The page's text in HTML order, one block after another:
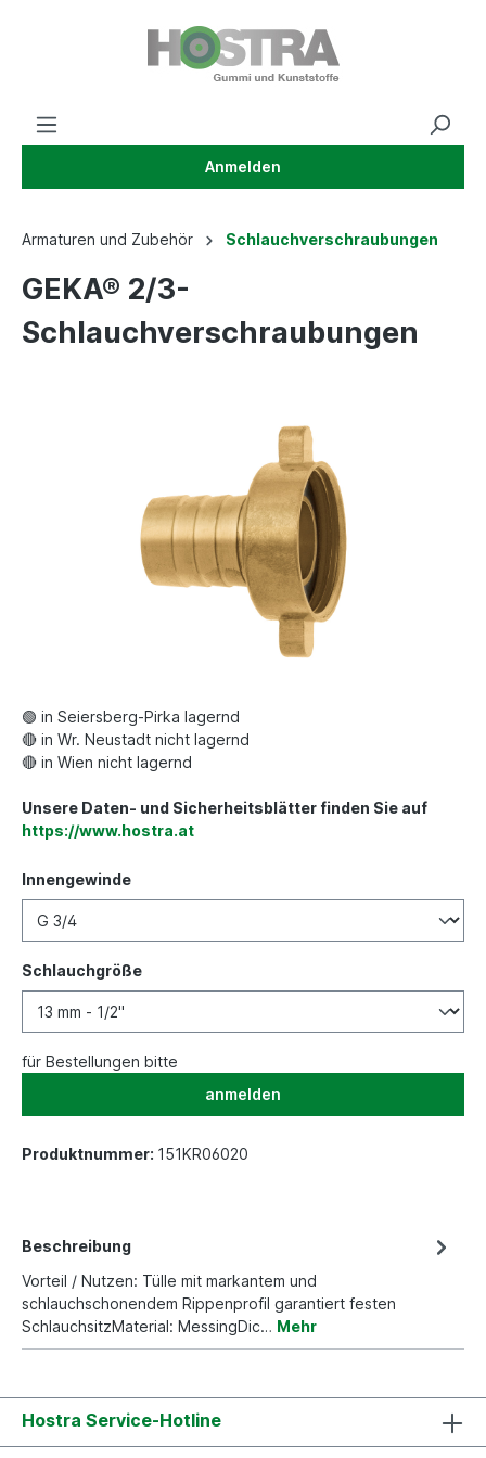
Anmelden
Armaturen und Zubehör Schlauchverschraubungen
GEKA® 2/3-
Schlauchverschraubungen
🟢 in Seiersberg-Pirka lagernd
🔴 in Wr. Neustadt nicht lagernd
🔴 in Wien nicht lagernd
Unsere Daten- und Sicherheitsblätter finden Sie auf
https://www.hostra.at
Innengewinde
Schlauchgröße
für Bestellungen bitte
anmelden
Produktnummer: 151KR06020
Beschreibung
Vorteil / Nutzen: Tülle mit markantem und
schlauchschonendem Rippenprofil garantiert festen
SchlauchsitzMaterial: MessingDic… Mehr
Hostra Service-Hotline